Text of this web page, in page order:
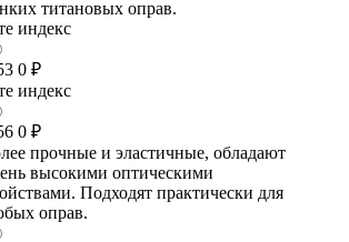
титановых оправ.
индекс
0 ₽
индекс
0 ₽
прочные и эластичные, обладают
высокими оптическими
Подходят практически для
оправ.